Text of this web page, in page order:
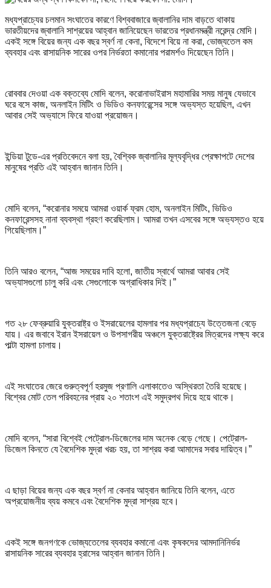
মধ্যপ্রাচ্যের চলমান সংঘাতের কারণে বিশ্ববাজারে জ্বালানির দাম বাড়তে থাকায়
ভারতীয়দের জ্বালানি সাশ্রয়ের আহ্বান জানিয়েছেন ভারতের প্রধানমন্ত্রী নরেন্দ্র মোদি।
একই সঙ্গে বিয়ের জন্য এক বছর স্বর্ণ না কেনা, বিদেশে বিয়ে না করা, ভোজ্যতেল কম
ব্যবহার এবং রাসায়নিক সারের ওপর নির্ভরতা কমানোর পরামর্শও দিয়েছেন তিনি।
রোববার দেওয়া এক বক্তব্যে মোদি বলেন, করোনাভাইরাস মহামারির সময় মানুষ যেভাবে
ঘরে বসে কাজ, অনলাইন মিটিং ও ভিডিও কনফারেন্সের সঙ্গে অভ্যস্ত হয়েছিল, এখন
আবার সেই অভ্যাসে ফিরে যাওয়া প্রয়োজন।
ইন্ডিয়া টুডে-এর প্রতিবেদনে বলা হয়, বৈশ্বিক জ্বালানির মূল্যবৃদ্ধির প্রেক্ষাপটে দেশের
মানুষের প্রতি এই আহ্বান জানান তিনি।
মোদি বলেন, “করোনার সময়ে আমরা ওয়ার্ক ফ্রম হোম, অনলাইন মিটিং, ভিডিও
কনফারেন্সসহ নানা ব্যবস্থা গ্রহণ করেছিলাম। আমরা তখন এসবের সঙ্গে অভ্যস্তও হয়ে
গিয়েছিলাম।”
তিনি আরও বলেন, “আজ সময়ের দাবি হলো, জাতীয় স্বার্থে আমরা আবার সেই
অভ্যাসগুলো চালু করি এবং সেগুলোকে অগ্রাধিকার দিই।”
গত ২৮ ফেব্রুয়ারি যুক্তরাষ্ট্র ও ইসরায়েলের হামলার পর মধ্যপ্রাচ্যে উত্তেজনা বেড়ে
যায়। এর জবাবে ইরান ইসরায়েল ও উপসাগরীয় অঞ্চলে যুক্তরাষ্ট্রের মিত্রদের লক্ষ্য করে
পাল্টা হামলা চালায়।
এই সংঘাতের জেরে গুরুত্বপূর্ণ হরমুজ প্রণালি এলাকাতেও অস্থিরতা তৈরি হয়েছে।
বিশ্বের মোট তেল পরিবহনের প্রায় ২০ শতাংশ এই সমুদ্রপথ দিয়ে হয়ে থাকে।
মোদি বলেন, “সারা বিশ্বেই পেট্রোল-ডিজেলের দাম অনেক বেড়ে গেছে। পেট্রোল-
ডিজেল কিনতে যে বৈদেশিক মুদ্রা খরচ হয়, তা সাশ্রয় করা আমাদের সবার দায়িত্ব।”
এ ছাড়া বিয়ের জন্য এক বছর স্বর্ণ না কেনার আহ্বান জানিয়ে তিনি বলেন, এতে
অপ্রয়োজনীয় ব্যয় কমবে এবং বৈদেশিক মুদ্রা সাশ্রয় হবে।
একই সঙ্গে জনগণকে ভোজ্যতেলের ব্যবহার কমানো এবং কৃষকদের আমদানিনির্ভর
রাসায়নিক সারের ব্যবহার হ্রাসের আহ্বান জানান তিনি।